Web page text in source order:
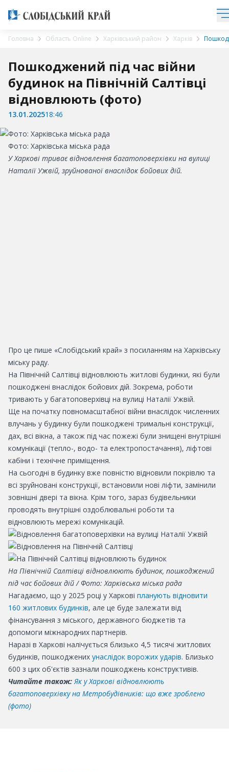
Головна Область Online Харківський район Харків
Пошкоджений під час війни
будинок на Північній Салтівці
відновлюють (фото)
13.01.202518:46
Фото: Харківська міська рада
У Харкові триває відновлення багатоповерхівки на вулиці
Наталії Ужвій, зруйнованої внаслідок бойових дій.
Про це пише «Слобідський край» з посиланням на Харківську
міську раду.
На Північній Салтівці відновлюють житлові будинки, які були
пошкоджені внаслідок бойових дій. Зокрема, роботи
тривають у багатоповерхівці на вулиці Наталії Ужвій.
Ще на початку повномасштабної війни внаслідок численних
влучань у будинку були пошкоджені тримальні конструкції,
дах, всі вікна, а також під час пожежі були знищені внутрішні
комунікації (тепло-, водо- та електропостачання), ліфтові
кабіни і технічне приміщення.
На сьогодні в будинку вже повністю відновили покрівлю та
всі зруйновані конструкції, встановили нові ліфти, замінили
зовнішні двері та вікна. Крім того, зараз будівельники
проводять внутрішні оздоблювальні роботи та
відновлюють мережі комунікацій.
На Північній Салтівці відновлюють будинок, пошкоджений
під час бойових дій / Фото: Харківська міська рада
Нагадаємо, що у 2025 році у Харкові планують відновити
160 житлових будинків, але це буде залежати від
фінансування з міського, державного бюджетів та
допомоги міжнародних партнерів.
Наразі в Харкові налічується близько 4,5 тисячі житлових
будинків, пошкоджених унаслідок ворожих ударів. Близько
600 з цих об'єктів зазнали пошкоджень конструктивів.
Читайте також: Як у Харкові відновлюють
багатоповерхівку на Метробудівників: що вже зроблено
(фото)